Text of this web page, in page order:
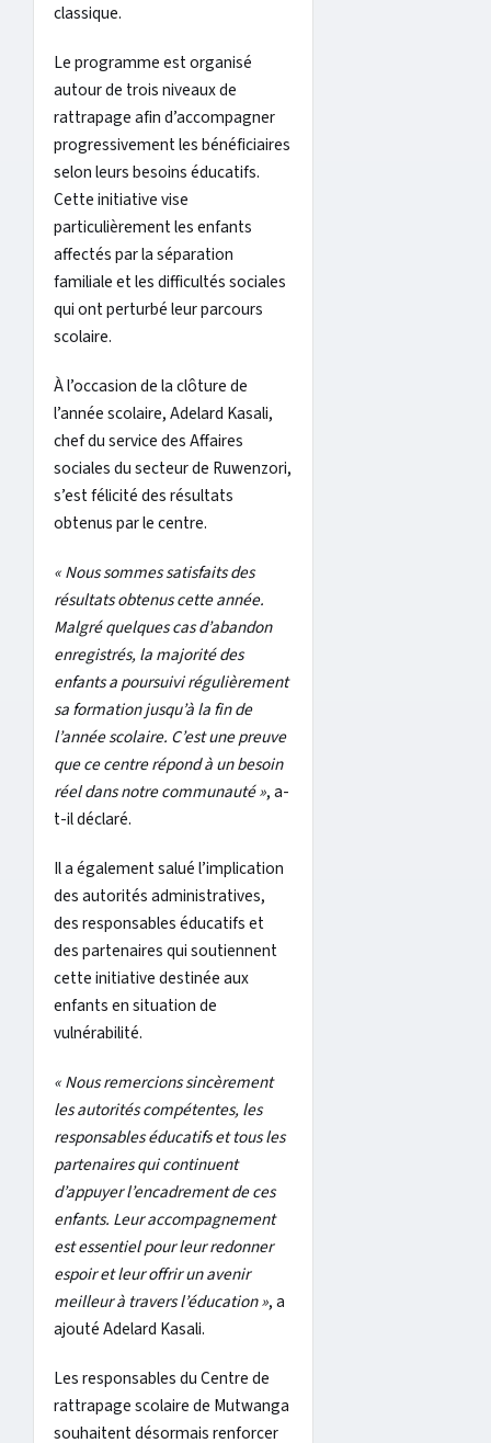
classique.
Le programme est organisé
autour de trois niveaux de
rattrapage afin d’accompagner
progressivement les bénéficiaires
selon leurs besoins éducatifs.
Cette initiative vise
particulièrement les enfants
affectés par la séparation
familiale et les difficultés sociales
qui ont perturbé leur parcours
scolaire.
À l’occasion de la clôture de
l’année scolaire, Adelard Kasali,
chef du service des Affaires
sociales du secteur de Ruwenzori,
s’est félicité des résultats
obtenus par le centre.
« Nous sommes satisfaits des
résultats obtenus cette année.
Malgré quelques cas d’abandon
enregistrés, la majorité des
enfants a poursuivi régulièrement
sa formation jusqu’à la fin de
l’année scolaire. C’est une preuve
que ce centre répond à un besoin
réel dans notre communauté », a-
t-il déclaré.
Il a également salué l’implication
des autorités administratives,
des responsables éducatifs et
des partenaires qui soutiennent
cette initiative destinée aux
enfants en situation de
vulnérabilité.
« Nous remercions sincèrement
les autorités compétentes, les
responsables éducatifs et tous les
partenaires qui continuent
d’appuyer l’encadrement de ces
enfants. Leur accompagnement
est essentiel pour leur redonner
espoir et leur offrir un avenir
meilleur à travers l’éducation », a
ajouté Adelard Kasali.
Les responsables du Centre de
rattrapage scolaire de Mutwanga
souhaitent désormais renforcer